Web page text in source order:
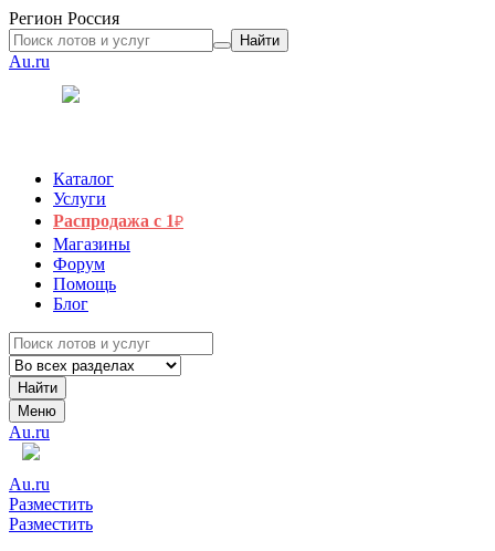
Регион Россия
Найти
Au.ru
Каталог
Услуги
Распродажа с 1₽
Магазины
Форум
Помощь
Блог
Найти
Меню
Au.ru
Au.ru
Разместить
Разместить